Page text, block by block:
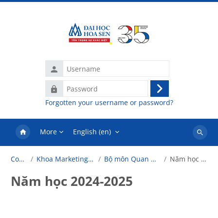
Username
Password
Log
in
Forgotten your username or password?
More English ‎(en)‎
Search
Courses Khoa Marketing-Truyền Thông Bộ môn Quan hệ công chúng Năm học 2024-2025
Năm học 2024-2025